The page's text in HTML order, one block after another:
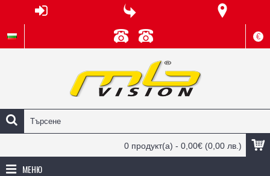
€
0 продукт(а) - 0,00€ (0,00 лв.)
МЕНЮ